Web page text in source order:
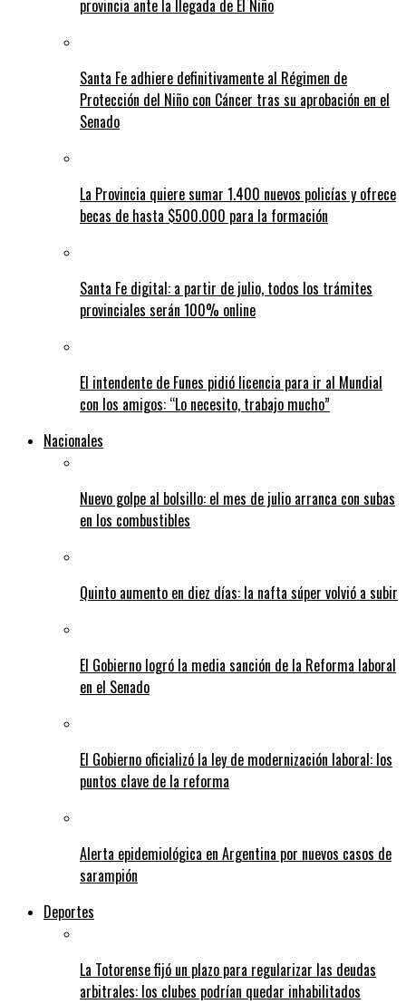
provincia ante la llegada de El Niño
Santa Fe adhiere definitivamente al Régimen de
Protección del Niño con Cáncer tras su aprobación en el
Senado
La Provincia quiere sumar 1.400 nuevos policías y ofrece
becas de hasta $500.000 para la formación
Santa Fe digital: a partir de julio, todos los trámites
provinciales serán 100% online
El intendente de Funes pidió licencia para ir al Mundial
con los amigos: “Lo necesito, trabajo mucho”
Nacionales
Nuevo golpe al bolsillo: el mes de julio arranca con subas
en los combustibles
Quinto aumento en diez días: la nafta súper volvió a subir
El Gobierno logró la media sanción de la Reforma laboral
en el Senado
El Gobierno oficializó la ley de modernización laboral: los
puntos clave de la reforma
Alerta epidemiológica en Argentina por nuevos casos de
sarampión
Deportes
La Totorense fijó un plazo para regularizar las deudas
arbitrales: los clubes podrían quedar inhabilitados